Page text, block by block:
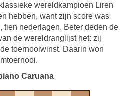
wereldkampioen Liren
hebben, want zijn score was
tien nederlagen. Beter deden de
de wereldranglijst het: zij
toernooiwinst. Daarin won
Caruana